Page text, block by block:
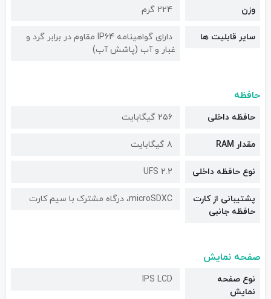
وزن 224 گرم
سایر قابلیت ها
دارای گواهینامه IP64 مقاوم در برابر گرد و
غبار و آب (پاشش آب)
حافظه
حافظه داخلی ۲۵۶ گیگابایت
مقدار RAM ۸ گیگابایت
نوع حافظه داخلی UFS 2.2
پشتیبانی از کارت
حافظه جانبی
microSDXC، درگاه مشترک با سیم کارت
صفحه نمایش
نوع صفحه
نمایش
IPS LCD